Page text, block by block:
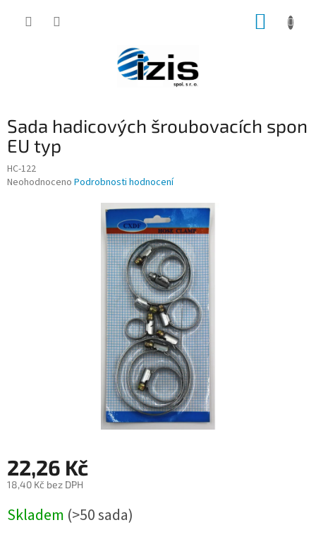
Sada hadicových šroubovacích spon
EU typ
HC-122
Průměrné
Neohodnoceno Podrobnosti hodnocení
22,26 Kč
18,40 Kč bez DPH
cena:
Skladem (>50 sada)